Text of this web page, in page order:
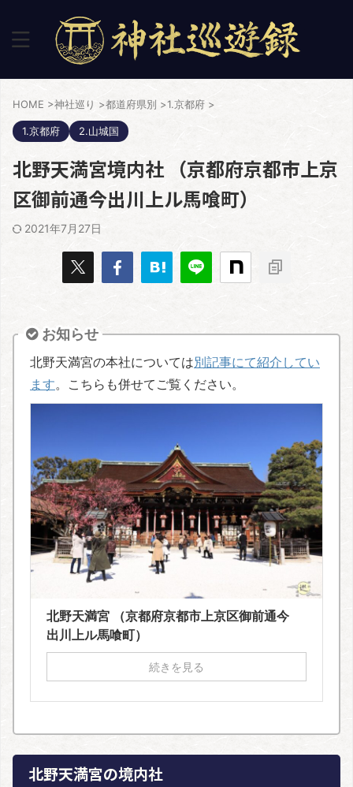
HOME >神社巡り >都道府県別 >1.京都府 >
1.京都府 2.山城国
北野天満宮境内社 （京都府京都市上京
区御前通今出川上ル馬喰町）
2021年7月27日
お知らせ
北野天満宮の本社については別記事にて紹介してい
ます。こちらも併せてご覧ください。
北野天満宮 （京都府京都市上京区御前通今
出川上ル馬喰町）
続きを見る
北野天満宮の境内社